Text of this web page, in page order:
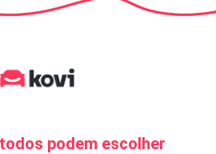
todos podem escolher